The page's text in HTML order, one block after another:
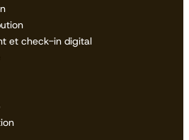
et check-in digital